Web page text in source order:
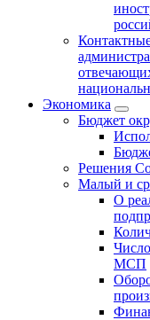
Экономика
Бюджет
Решения
Малый и
О
МСП